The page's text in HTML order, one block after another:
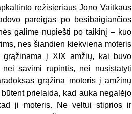
režisieriaus Jono Vaitkaus
pareigas po besibaigiančios
galime nupiešti po taikinį – kuo
nes šiandien kiekviena moteris
į XIX amžių, kai buvo
savimi rūpintis, nei nusistatyti
grąžina moteris į amžinų
prielaida, kad auka negalėjo
ji moteris. Ne veltui stiprios ir